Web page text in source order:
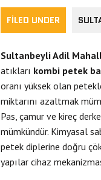
FILED UNDER
Sultanbeyli Adil
atıkları kombi petek
oranı yüksek olan
miktarını azaltmak
Pas, çamur ve kireç
mümkündür. Kimyasal
petek diplerine doğru
yapılar cihaz